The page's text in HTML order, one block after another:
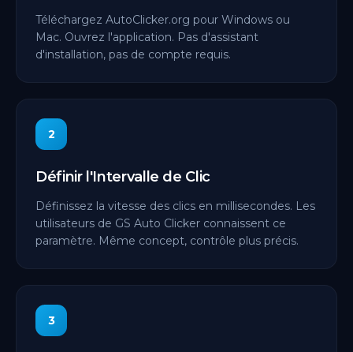
Téléchargez AutoClicker.org pour Windows ou
Mac. Ouvrez l'application. Pas d'assistant
d'installation, pas de compte requis.
2
Définir l'Intervalle de Clic
Définissez la vitesse des clics en millisecondes. Les
utilisateurs de GS Auto Clicker connaissent ce
paramètre. Même concept, contrôle plus précis.
3